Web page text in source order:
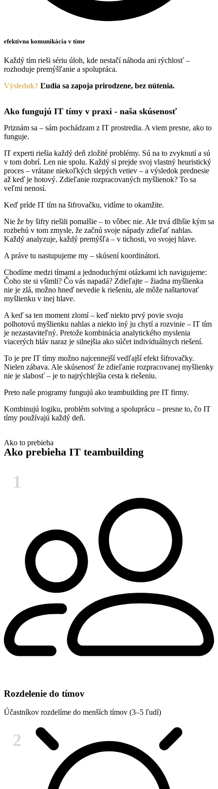
efektívna komunikácia v tíme
Každý tím rieši sériu úloh, kde nestačí náhoda ani rýchlosť –
rozhoduje premýšľanie a spolupráca.
Výsledok? Ľudia sa zapoja prirodzene, bez nútenia.
Ako fungujú IT tímy v praxi - naša skúsenosť
Priznám sa – sám pochádzam z IT prostredia. A viem presne, ako to
funguje.
IT experti riešia každý deň zložité problémy. Sú na to zvyknutí a sú
v tom dobrí. Len nie spolu. Každý si prejde svoj vlastný heuristický
proces – vrátane niekoľkých slepých vetiev – a výsledok prednesie
až keď je hotový. Zdieľanie rozpracovaných myšlienok? To sa
veľmi nenosí.
Keď príde IT tím na šifrovačku, vidíme to okamžite.
Nie že by šifry riešili pomalšie – to vôbec nie. Ale trvá dlhšie kým sa
rozbehú v tom zmysle, že začnú svoje nápady zdieľať nahlas.
Každý analyzuje, každý premýšľa – v tichosti, vo svojej hlave.
A práve tu nastupujeme my – skúsení koordinátori.
Chodíme medzi tímami a jednoduchými otázkami ich navigujeme:
Čoho ste si všimli? Čo vás napadá? Zdieľajte – žiadna myšlienka
nie je zlá, možno hneď nevedie k riešeniu, ale môže naštartovať
myšlienku v inej hlave.
A keď sa ten moment zlomí – keď niekto prvý povie svoju
polhotovú myšlienku nahlas a niekto iný ju chytí a rozvinie – IT tím
je nezastaviteľný. Pretože kombinácia analytického myslenia
viacerých hláv naraz je silnejšia ako súčet individuálnych riešení.
To je pre IT tímy možno najcennejší vedľajší efekt šifrovačky.
Nielen zábava. Ale skúsenosť že zdieľanie rozpracovanej myšlienky
nie je slabosť – je to najrýchlejšia cesta k riešeniu.
Preto naše programy fungujú ako teambuilding pre IT firmy.
Kombinujú logiku, problém solving a spoluprácu – presne to, čo IT
tímy používajú každý deň.
Ako to prebieha
Ako prebieha IT teambuilding
Rozdelenie do tímov
Účastníkov rozdelíme do menších tímov (3–5 ľudí)